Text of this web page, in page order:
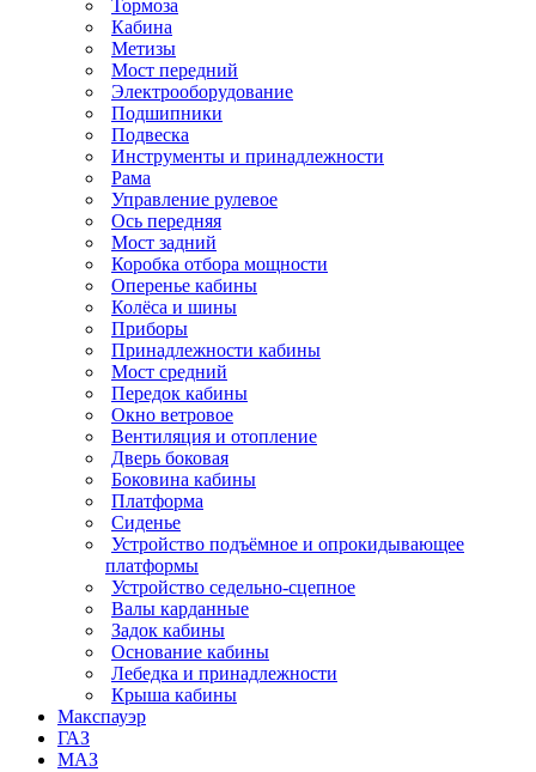
Тормоза
Кабина
Метизы
Мост передний
Электрооборудование
Подшипники
Подвеска
Инструменты и принадлежности
Рама
Управление рулевое
Ось передняя
Мост задний
Коробка отбора мощности
Оперенье кабины
Колёса и шины
Приборы
Принадлежности кабины
Мост средний
Передок кабины
Окно ветровое
Вентиляция и отопление
Дверь боковая
Боковина кабины
Платформа
Сиденье
Устройство подъёмное и опрокидывающее
платформы
Устройство седельно-сцепное
Валы карданные
Задок кабины
Основание кабины
Лебедка и принадлежности
Крыша кабины
Макспауэр
ГАЗ
МАЗ